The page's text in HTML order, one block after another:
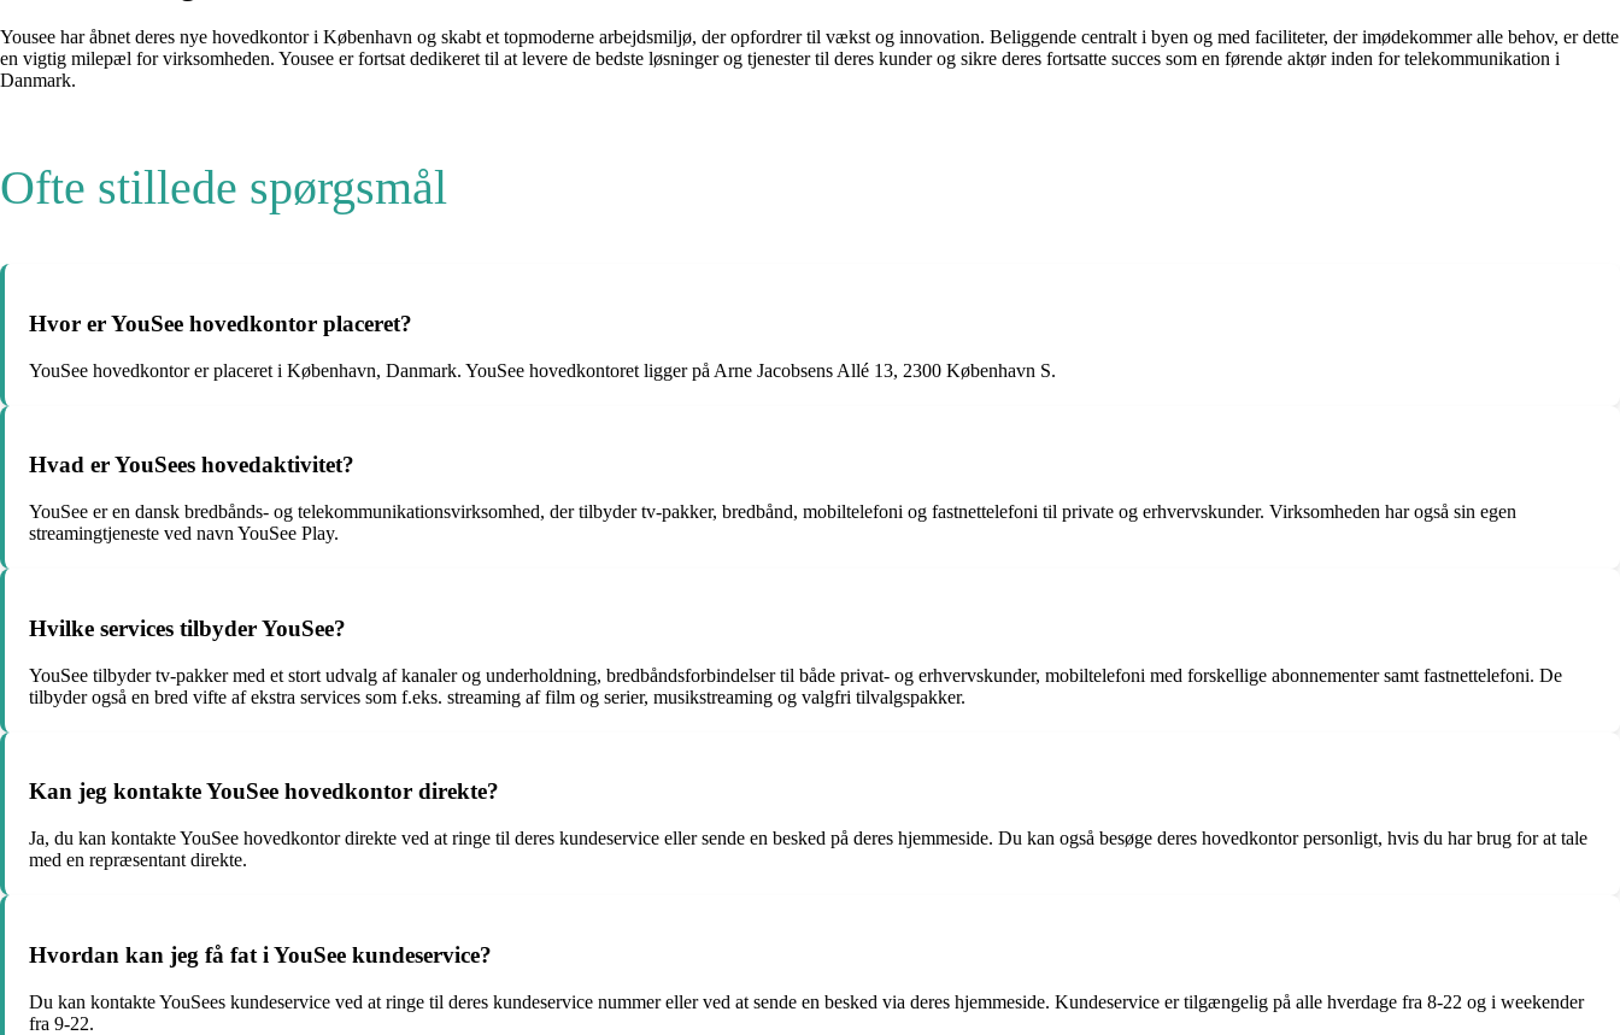
Yousee har åbnet deres nye hovedkontor i København og skabt et topmoderne arbejdsmiljø, der opfordrer til vækst og innovation. Beliggende centralt i byen og med faciliteter, der imødekommer alle behov, er dette
en vigtig milepæl for virksomheden. Yousee er fortsat dedikeret til at levere de bedste løsninger og tjenester til deres kunder og sikre deres fortsatte succes som en førende aktør inden for telekommunikation i
Danmark.
Ofte stillede spørgsmål
Hvor er YouSee hovedkontor placeret?
YouSee hovedkontor er placeret i København, Danmark. YouSee hovedkontoret ligger på Arne Jacobsens Allé 13, 2300 København S.
Hvad er YouSees hovedaktivitet?
YouSee er en dansk bredbånds- og telekommunikationsvirksomhed, der tilbyder tv-pakker, bredbånd, mobiltelefoni og fastnettelefoni til private og erhvervskunder. Virksomheden har også sin egen
streamingtjeneste ved navn YouSee Play.
Hvilke services tilbyder YouSee?
YouSee tilbyder tv-pakker med et stort udvalg af kanaler og underholdning, bredbåndsforbindelser til både privat- og erhvervskunder, mobiltelefoni med forskellige abonnementer samt fastnettelefoni. De
tilbyder også en bred vifte af ekstra services som f.eks. streaming af film og serier, musikstreaming og valgfri tilvalgspakker.
Kan jeg kontakte YouSee hovedkontor direkte?
Ja, du kan kontakte YouSee hovedkontor direkte ved at ringe til deres kundeservice eller sende en besked på deres hjemmeside. Du kan også besøge deres hovedkontor personligt, hvis du har brug for at tale
med en repræsentant direkte.
Hvordan kan jeg få fat i YouSee kundeservice?
Du kan kontakte YouSees kundeservice ved at ringe til deres kundeservice nummer eller ved at sende en besked via deres hjemmeside. Kundeservice er tilgængelig på alle hverdage fra 8-22 og i weekender
fra 9-22.